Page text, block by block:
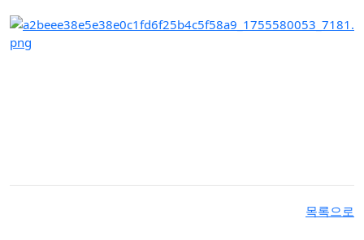
목록으로